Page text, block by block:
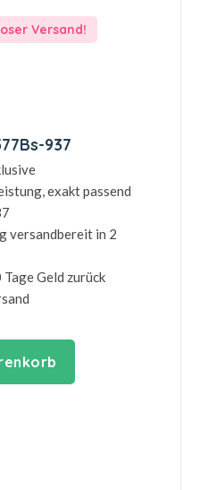
Versand!
937
exakt passend
versandbereit in 2
Geld zurück